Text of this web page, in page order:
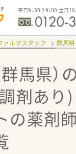
平日9：30-19：00 土日10
ァルマスタッフ 群馬県
馬県）
剤あり)
の薬剤